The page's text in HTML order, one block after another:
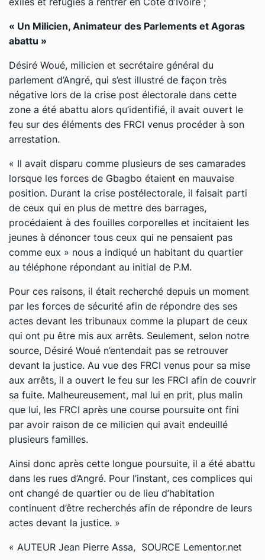
« Un Milicien, Animateur des Parlements et Agoras
abattu »
Désiré Woué, milicien et secrétaire général du
parlement d’Angré, qui s’est illustré de façon très
négative lors de la crise post électorale dans cette
zone a été abattu alors qu’identifié, il avait ouvert le
feu sur des éléments des FRCI venus procéder à son
arrestation.
« Il avait disparu comme plusieurs de ses camarades
lorsque les forces de Gbagbo étaient en mauvaise
position. Durant la crise postélectorale, il faisait parti
de ceux qui en plus de mettre des barrages,
procédaient à des fouilles corporelles et incitaient les
jeunes à dénoncer tous ceux qui ne pensaient pas
comme eux » nous a indiqué un habitant du quartier
au téléphone répondant au initial de P.M.
Pour ces raisons, il était recherché depuis un moment
par les forces de sécurité afin de répondre des ses
actes devant les tribunaux comme la plupart de ceux
qui ont pu être mis aux arrêts. Seulement, selon notre
source, Désiré Woué n’entendait pas se retrouver
devant la justice. Au vue des FRCI venus pour sa mise
aux arrêts, il a ouvert le feu sur les FRCI afin de couvrir
sa fuite. Malheureusement, mal lui en prit, plus malin
que lui, les FRCI après une course poursuite ont fini
par avoir raison de ce milicien qui avait endeuillé
plusieurs familles.
Ainsi donc après cette longue poursuite, il a été abattu
dans les rues d’Angré. Pour l’instant, ces complices qui
ont changé de quartier ou de lieu d’habitation
continuent d’être recherchés afin de répondre de leurs
actes devant la justice. »
« AUTEUR Jean Pierre Assa, SOURCE Lementor.net